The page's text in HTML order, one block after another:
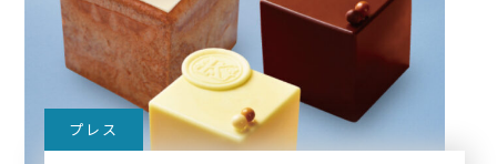
プレス